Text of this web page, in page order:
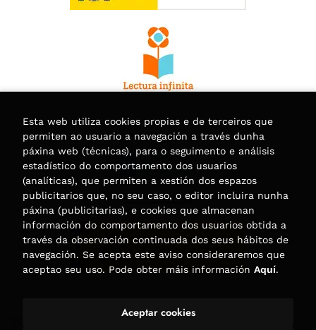
. Todos os dereitos reservados |
Esta web utiliza cookies propias e de terceiros que
permiten ao usuario a navegación a través dunha
páxina web (técnicas), para o seguimento e análisis
estadístico do comportamento dos usuarios
(analíticas), que permiten a xestión dos espazos
publicitarios que, no seu caso, o editor incluira nunha
páxina (publicitarias), e cookies que almacenan
información do comportamento dos usuarios obtida a
través da observación continuada dos seus hábitos de
navegación. Se acepta este aviso consideraremos que
aceptao seu uso. Pode obter máis información Aquí.
Aceptar cookies